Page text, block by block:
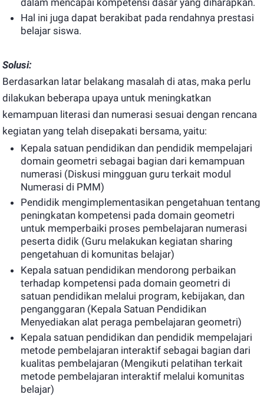
Hal ini juga dapat berakibat pada rendahnya prestasi
belajar siswa.
Solusi:
Berdasarkan latar belakang masalah di atas, maka perlu
dilakukan beberapa upaya untuk meningkatkan
kemampuan literasi dan numerasi sesuai dengan rencana
kegiatan yang telah disepakati bersama, yaitu:
Kepala satuan pendidikan dan pendidik mempelajari
domain geometri sebagai bagian dari kemampuan
numerasi (Diskusi mingguan guru terkait modul
Numerasi di PMM)
Pendidik mengimplementasikan pengetahuan tentang
peningkatan kompetensi pada domain geometri
untuk memperbaiki proses pembelajaran numerasi
peserta didik (Guru melakukan kegiatan sharing
pengetahuan di komunitas belajar)
Kepala satuan pendidikan mendorong perbaikan
terhadap kompetensi pada domain geometri di
satuan pendidikan melalui program, kebijakan, dan
penganggaran (Kepala Satuan Pendidikan
Menyediakan alat peraga pembelajaran geometri)
Kepala satuan pendidikan dan pendidik mempelajari
metode pembelajaran interaktif sebagai bagian dari
kualitas pembelajaran (Mengikuti pelatihan terkait
metode pembelajaran interaktif melalui komunitas
belajar)